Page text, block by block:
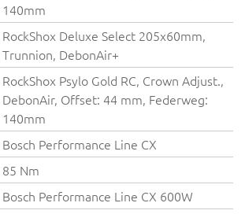
140mm
RockShox Deluxe Select 205x60mm,
Trunnion, DebonAir+
RockShox Psylo Gold RC, Crown Adjust.,
DebonAir, Offset: 44 mm, Federweg:
140mm
Bosch Performance Line CX
85 Nm
Bosch Performance Line CX 600W